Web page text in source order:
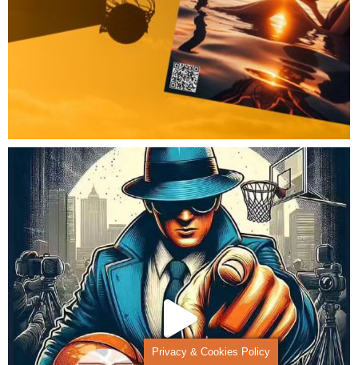
Privacy & Cookies Policy